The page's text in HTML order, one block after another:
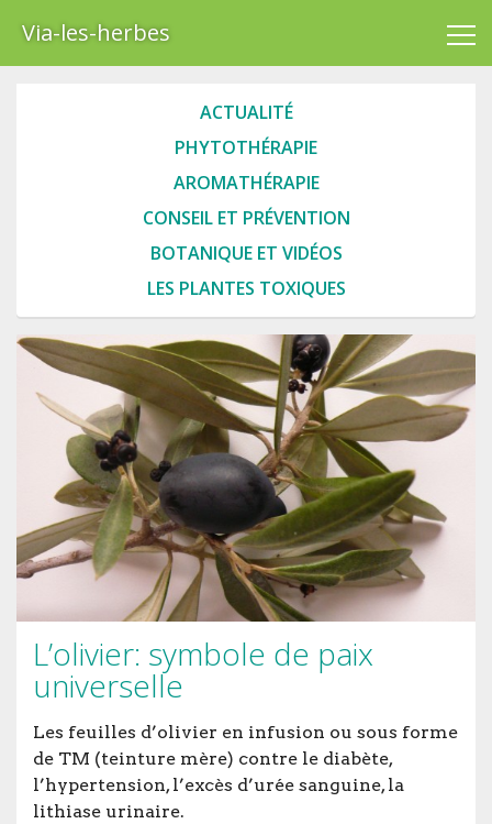
Via-les-herbes
ACTUALITÉ
PHYTOTHÉRAPIE
AROMATHÉRAPIE
CONSEIL ET PRÉVENTION
BOTANIQUE ET VIDÉOS
LES PLANTES TOXIQUES
L’olivier: symbole de paix
universelle
Les feuilles d’olivier en infusion ou sous forme
de TM (teinture mère) contre le diabète,
l’hypertension, l’excès d’urée sanguine, la
lithiase urinaire.